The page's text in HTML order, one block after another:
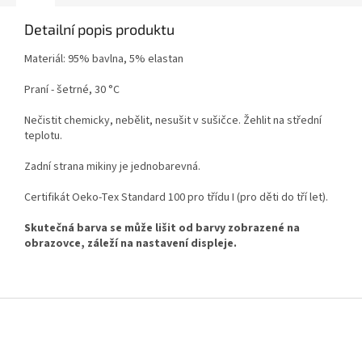
Detailní popis produktu
Materiál: 95% bavlna, 5% elastan
Praní - šetrné, 30 °C
Nečistit chemicky, nebělit, nesušit v sušičce. Žehlit na střední
teplotu.
Zadní strana mikiny je jednobarevná.
Certifikát Oeko-Tex Standard 100 pro třídu I (pro děti do tří let).
Skutečná barva se může lišit od barvy zobrazené na
obrazovce, záleží na nastavení displeje.